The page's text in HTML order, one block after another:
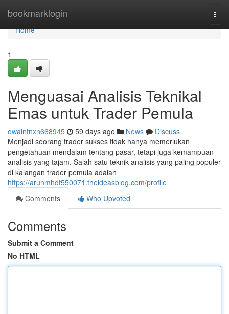
bookmarklogin
Home
Home
1
Menguasai Analisis Teknikal
Emas untuk Trader Pemula
owaintnxn668945 59 days ago News
Discuss
Menjadi seorang trader sukses tidak hanya memerlukan
pengetahuan mendalam tentang pasar, tetapi juga kemampuan
analisis yang tajam. Salah satu teknik analisis yang paling populer
di kalangan trader pemula adalah
https://arunmhdt550071.theideasblog.com/profile
Comments
Who Upvoted
Comments
Submit a Comment
No HTML